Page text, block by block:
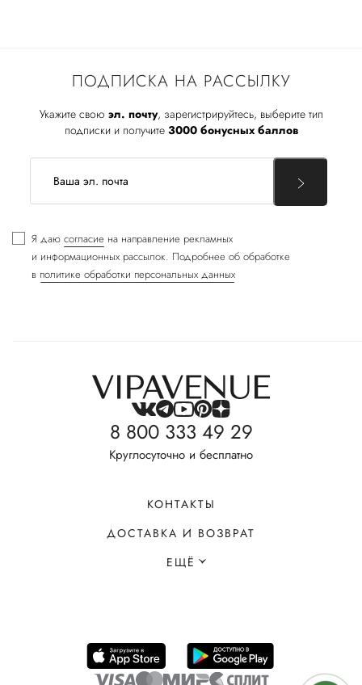
ПОДПИСКА НА РАССЫЛКУ
Укажите свою эл. почту, зарегистрируйтесь, выберите тип
подписки и получите 3000 бонусных баллов
Я даю согласие на направление рекламных
и информационных рассылок. Подробнее об обработке
в политике обработки персональных данных
8 800 333 49 29
Круглосуточно и бесплатно
КОНТАКТЫ
ДОСТАВКА И ВОЗВРАТ
ЕЩЁ